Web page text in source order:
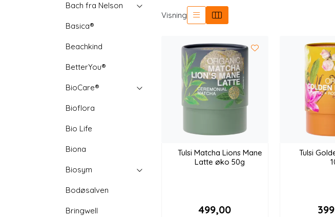
Bach fra Nelson
Basica®
Beachkind
BetterYou®
BioCare®
Bioflora
Bio Life
Biona
Biosym
Bodøsalven
Bringwell
Visning
Tulsi Matcha Lions Mane
Latte øko 50g
499,00
Tulsi